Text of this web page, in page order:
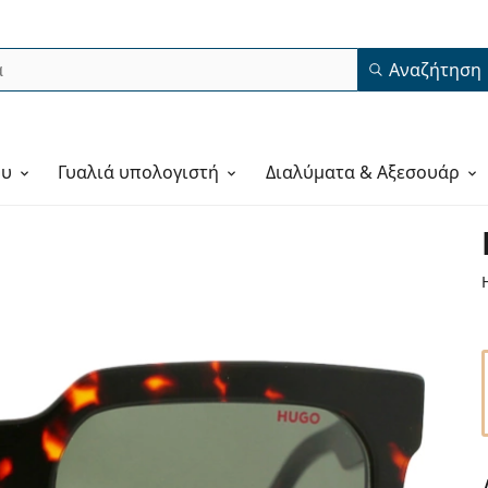
Αναζήτηση
Γυαλιά υπολογιστή Διαλύματα & Αξεσουάρ